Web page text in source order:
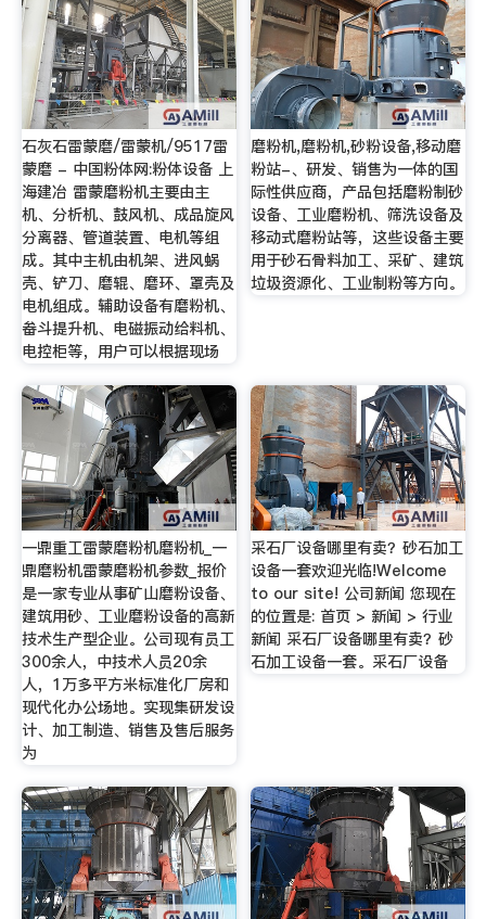
石灰石雷蒙磨/雷蒙机/9517雷
蒙磨 - 中国粉体网:粉体设备 上
海建冶 雷蒙磨粉机主要由主
机、分析机、鼓风机、成品旋风
分离器、管道装置、电机等组
成。其中主机由机架、进风蜗
壳、铲刀、磨辊、磨环、罩壳及
电机组成。辅助设备有磨粉机、
畚斗提升机、电磁振动给料机、
电控柜等，用户可以根据现场
磨粉机,磨粉机,砂粉设备,移动磨
粉站-、研发、销售为一体的国
际性供应商，产品包括磨粉制砂
设备、工业磨粉机、筛洗设备及
移动式磨粉站等，这些设备主要
用于砂石骨料加工、采矿、建筑
垃圾资源化、工业制粉等方向。
一鼎重工雷蒙磨粉机磨粉机_一
鼎磨粉机雷蒙磨粉机参数_报价
是一家专业从事矿山磨粉设备、
建筑用砂、工业磨粉设备的高新
技术生产型企业。公司现有员工
300余人，中技术人员20余
人，1万多平方米标准化厂房和
现代化办公场地。实现集研发设
计、加工制造、销售及售后服务
为
采石厂设备哪里有卖？砂石加工
设备一套欢迎光临!Welcome
to our site! 公司新闻 您现在
的位置是: 首页 > 新闻 > 行业
新闻 采石厂设备哪里有卖？砂
石加工设备一套。采石厂设备